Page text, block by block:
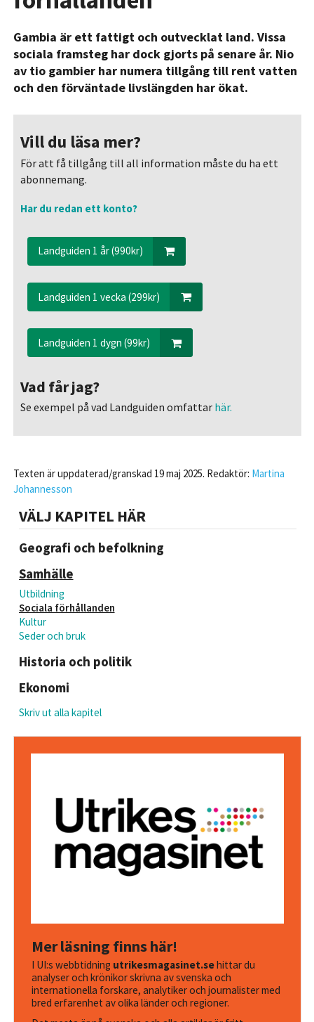
Gambia är ett fattigt och outvecklat land. Vissa
sociala framsteg har dock gjorts på senare år. Nio
av tio gambier har numera tillgång till rent vatten
och den förväntade livslängden har ökat.
Vill du läsa mer?
För att få tillgång till all information måste du ha ett
abonnemang.
Har du redan ett konto?
Landguiden 1 år (990kr)
Landguiden 1 vecka (299kr)
Landguiden 1 dygn (99kr)
Vad får jag?
Se exempel på vad Landguiden omfattarhär.
Texten är uppdaterad/granskad 19 maj 2025. Redaktör: Martina
Johannesson
VÄLJ KAPITEL HÄR
Geografi och befolkning
Samhälle
Utbildning
Sociala förhållanden
Kultur
Seder och bruk
Historia och politik
Ekonomi
Skriv ut alla kapitel
Mer läsning finns här!
I UI:s webbtidning utrikesmagasinet.sehittar du
analyser och krönikor skrivna av svenska och
internationella forskare, analytiker och journalister med
bred erfarenhet av olika länder och regioner.